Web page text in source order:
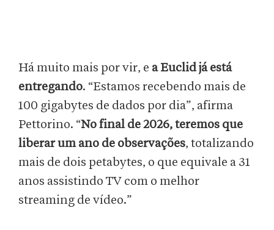
Há muito mais por vir, e a Euclid já está
entregando. “Estamos recebendo mais de
100 gigabytes de dados por dia”, afirma
Pettorino. “No final de 2026, teremos que
liberar um ano de observações, totalizando
mais de dois petabytes, o que equivale a 31
anos assistindo TV com o melhor
streaming de vídeo.”